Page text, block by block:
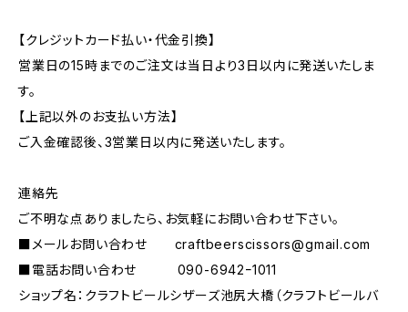
【クレジットカード払い・代金引換】
営業日の15時までのご注文は当日より3日以内に発送いたしま
す。
【上記以外のお支払い方法】
ご入金確認後、3営業日以内に発送いたします。
連絡先
ご不明な点ありましたら、お気軽にお問い合わせ下さい。
■メールお問い合わせ craftbeerscissors@gmail.com
■電話お問い合わせ 090-6942ｰ1011
ショップ名：クラフトビールシザーズ池尻大橋（クラフトビールバ